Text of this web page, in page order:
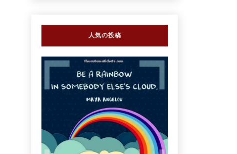
人気の投稿